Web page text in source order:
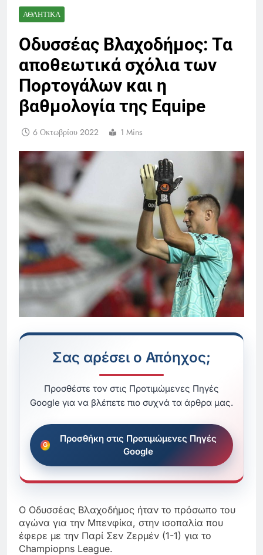
ΑΘΛΗΤΙΚΆ
Οδυσσέας Βλαχοδήμος: Τα
αποθεωτικά σχόλια των
Πορτογάλων και η
βαθμολογία της Equipe
6 Οκτωβρίου 2022 1 Mins
Σας αρέσει ο Απόηχος;
Προσθέστε τον στις Προτιμώμενες Πηγές
Google για να βλέπετε πιο συχνά τα άρθρα μας.
Προσθήκη στις Προτιμώμενες Πηγές
Google
Ο Οδυσσέας Βλαχοδήμος ήταν το πρόσωπο του
αγώνα για την Μπενφίκα, στην ισοπαλία που
έφερε με την Παρί Σεν Ζερμέν (1-1) για το
Champiopns League.